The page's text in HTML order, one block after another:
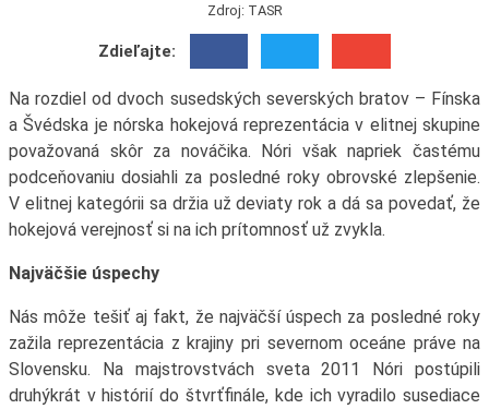
Zdroj: TASR
Zdieľajte:
Na rozdiel od dvoch susedských severských bratov – Fínska
a Švédska je nórska hokejová reprezentácia v elitnej skupine
považovaná skôr za nováčika. Nóri však napriek častému
podceňovaniu dosiahli za posledné roky obrovské zlepšenie.
V elitnej kategórii sa držia už deviaty rok a dá sa povedať, že
hokejová verejnosť si na ich prítomnosť už zvykla.
Najväčšie úspechy
Nás môže tešiť aj fakt, že najväčší úspech za posledné roky
zažila reprezentácia z krajiny pri severnom oceáne práve na
Slovensku. Na majstrovstvách sveta 2011 Nóri postúpili
druhýkrát v histórií do štvrťfinále, kde ich vyradilo susediace